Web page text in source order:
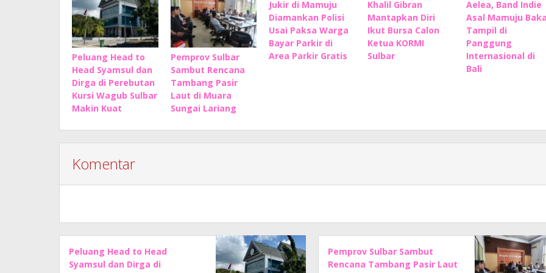
Peluang Head to
Head Syamsul dan
Dirga di Perebutan
Kursi Wagub Sulbar
Makin Kuat
Pemprov Sulbar
Sambut Rencana
Tambang Pasir
Laut di Muara
Sungai Lariang
Jukir di Mamuju
Diamankan Polisi
Usai Paksa Warga
Bayar Parkir di
Area Parkir Gratis
Khalil Gibran
Mantapkan Diri
Ikut Bursa Calon
Ketua KORMI
Sulbar
Aelea, Band Indie
Asal Mamuju
Tampil di
Panggung
Internasional di
Bali
Komentar
Peluang Head to Head
Syamsul dan Dirga di
Pemprov Sulbar Sambut
Rencana Tambang Pasir Laut